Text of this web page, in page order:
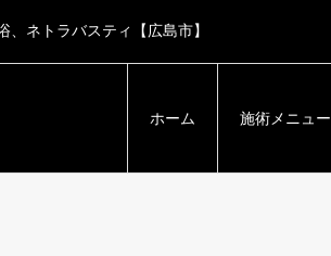
ネトラバスティ【広島市】
ホーム 施術メニュー